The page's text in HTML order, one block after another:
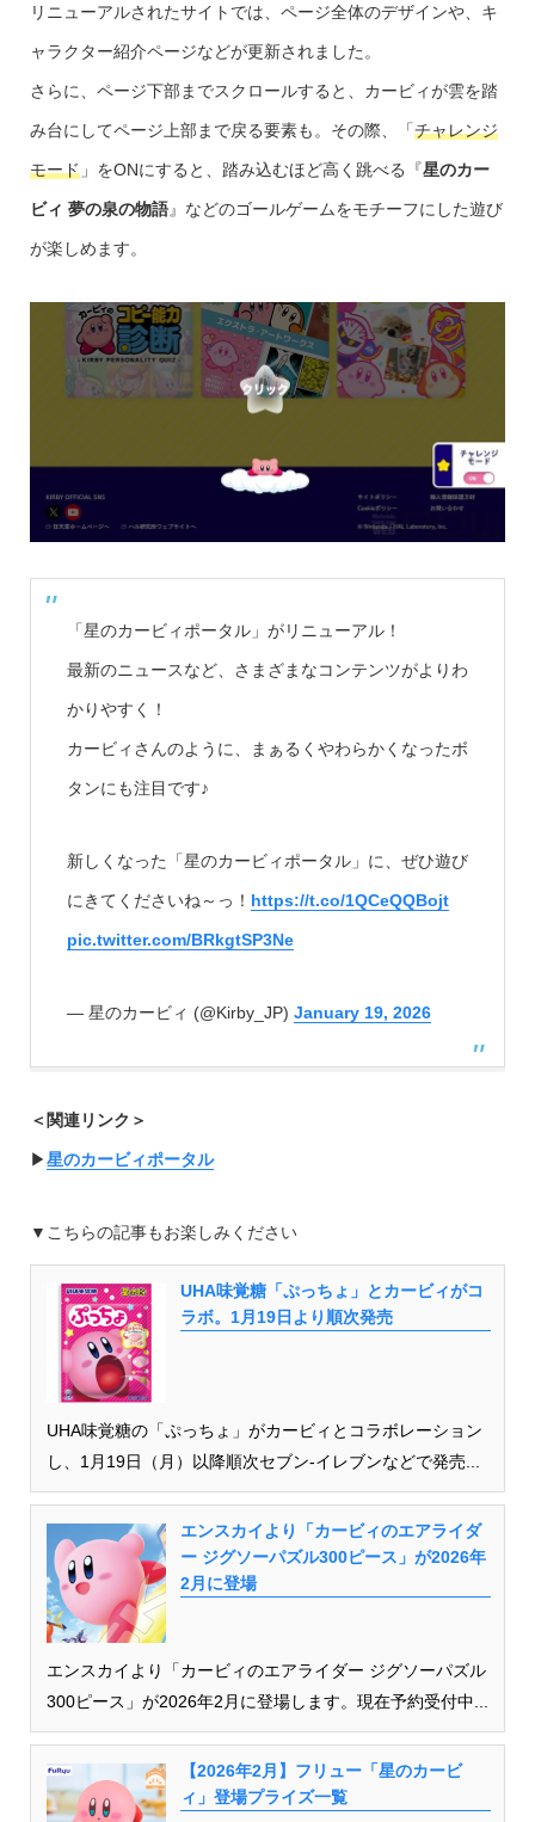
リニューアルされたサイトでは、ページ全体のデザインや、キ
ャラクター紹介ページなどが更新されました。
さらに、ページ下部までスクロールすると、カービィが雲を踏
み台にしてページ上部まで戻る要素も。その際、「チャレンジ
モード」をONにすると、踏み込むほど高く跳べる『星のカー
ビィ 夢の泉の物語』などのゴールゲームをモチーフにした遊び
が楽しめます。
「星のカービィポータル」がリニューアル！
最新のニュースなど、さまざまなコンテンツがよりわ
かりやすく！
カービィさんのように、まぁるくやわらかくなったボ
タンにも注目です♪
新しくなった「星のカービィポータル」に、ぜひ遊び
にきてくださいね～っ！ https://t.co/1QCeQQBojt
pic.twitter.com/BRkgtSP3Ne
— 星のカービィ (@Kirby_JP) January 19, 2026
＜関連リンク＞
▶︎星のカービィポータル
▼こちらの記事もお楽しみください
UHA味覚糖「ぷっちょ」とカービィがコ
ラボ。1月19日より順次発売
UHA味覚糖の「ぷっちょ」がカービィとコラボレーション
し、1月19日（月）以降順次セブン-イレブンなどで発売...
エンスカイより「カービィのエアライダ
ー ジグソーパズル300ピース」が2026年
2月に登場
エンスカイより「カービィのエアライダー ジグソーパズル
300ピース」が2026年2月に登場します。現在予約受付中...
【2026年2月】フリュー「星のカービ
ィ」登場プライズ一覧